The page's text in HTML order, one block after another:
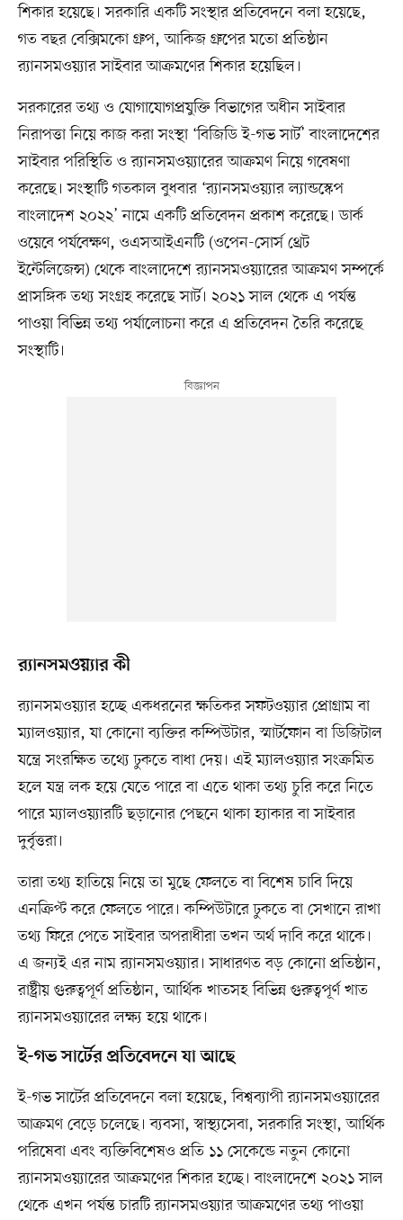
শিকার হয়েছে। সরকারি একটি সংস্থার প্রতিবেদনে বলা হয়েছে,
গত বছর বেক্সিমকো গ্রুপ, আকিজ গ্রুপের মতো প্রতিষ্ঠান
র‌্যানসমওয়্যার সাইবার আক্রমণের শিকার হয়েছিল।
সরকারের তথ্য ও যোগাযোগপ্রযুক্তি বিভাগের অধীন সাইবার
নিরাপত্তা নিয়ে কাজ করা সংস্থা ‘বিজিডি ই-গভ সার্ট’ বাংলাদেশের
সাইবার পরিস্থিতি ও র‌্যানসমওয়্যারের আক্রমণ নিয়ে গবেষণা
করেছে। সংস্থাটি গতকাল বুধবার ‘র‌্যানসমওয়্যার ল্যান্ডস্কেপ
বাংলাদেশ ২০২২’ নামে একটি প্রতিবেদন প্রকাশ করেছে। ডার্ক
ওয়েবে পর্যবেক্ষণ, ওএসআইএনটি (ওপেন-সোর্স থ্রেট
ইন্টেলিজেন্স) থেকে বাংলাদেশে র‍্যানসমওয়্যারের আক্রমণ সম্পর্কে
প্রাসঙ্গিক তথ্য সংগ্রহ করেছে সার্ট। ২০২১ সাল থেকে এ পর্যন্ত
পাওয়া বিভিন্ন তথ্য পর্যালোচনা করে এ প্রতিবেদন তৈরি করেছে
সংস্থাটি।
র‌্যানসমওয়্যার কী
র‌্যানসমওয়্যার হচ্ছে একধরনের ক্ষতিকর সফটওয়্যার প্রোগ্রাম বা
ম্যালওয়্যার, যা কোনো ব্যক্তির কম্পিউটার, স্মার্টফোন বা ডিজিটাল
যন্ত্রে সংরক্ষিত তথ্যে ঢুকতে বাধা দেয়। এই ম্যালওয়্যার সংক্রমিত
হলে যন্ত্র লক হয়ে যেতে পারে বা এতে থাকা তথ্য চুরি করে নিতে
পারে ম্যালওয়্যারটি ছড়ানোর পেছনে থাকা হ্যাকার বা সাইবার
দুর্বৃত্তরা।
তারা তথ্য হাতিয়ে নিয়ে তা মুছে ফেলতে বা বিশেষ চাবি দিয়ে
এনক্রিপ্ট করে ফেলতে পারে। কম্পিউটারে ঢুকতে বা সেখানে রাখা
তথ্য ফিরে পেতে সাইবার অপরাধীরা তখন অর্থ দাবি করে থাকে।
এ জন্যই এর নাম র‌্যানসমওয়্যার। সাধারণত বড় কোনো প্রতিষ্ঠান,
রাষ্ট্রীয় গুরুত্বপূর্ণ প্রতিষ্ঠান, আর্থিক খাতসহ বিভিন্ন গুরুত্বপূর্ণ খাত
র‌্যানসমওয়্যারের লক্ষ্য হয়ে থাকে।
ই-গভ সার্টের প্রতিবেদনে যা আছে
ই-গভ সার্টের প্রতিবেদনে বলা হয়েছে, বিশ্বব্যাপী র‍্যানসমওয়্যারের
আক্রমণ বেড়ে চলেছে। ব্যবসা, স্বাস্থ্যসেবা, সরকারি সংস্থা, আর্থিক
পরিষেবা এবং ব্যক্তিবিশেষও প্রতি ১১ সেকেন্ডে নতুন কোনো
র‌্যানসমওয়্যারের আক্রমণের শিকার হচ্ছে। বাংলাদেশে ২০২১ সাল
থেকে এখন পর্যন্ত চারটি র‌্যানসমওয়্যার আক্রমণের তথ্য পাওয়া